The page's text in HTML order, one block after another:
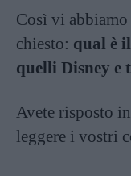
Così vi abbiamo
chiesto: qual è
quelli Disney e
Avete risposto
leggere i vostri